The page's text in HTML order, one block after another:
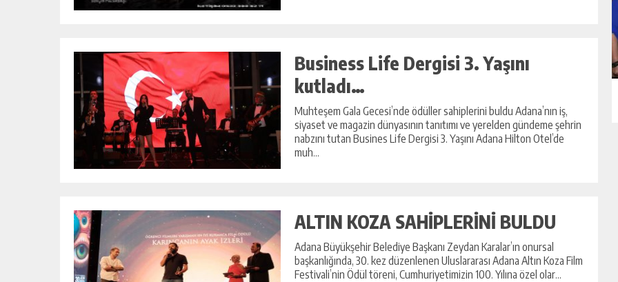
Business Life Dergisi 3. Yaşını
kutladı…
Muhteşem Gala Gecesi’nde ödüller sahiplerini buldu Adana’nın iş,
siyaset ve magazin dünyasının tanıtımı ve yerelden gündeme şehrin
nabzını tutan Busines Life Dergisi 3. Yaşını Adana Hilton Otel’de
muh...
ALTIN KOZA SAHİPLERİNİ BULDU
Adana Büyükşehir Belediye Başkanı Zeydan Karalar’ın onursal
başkanlığında, 30. kez düzenlenen Uluslararası Adana Altın Koza Film
Festivali’nin Ödül töreni, Cumhuriyetimizin 100. Yılına özel olar...